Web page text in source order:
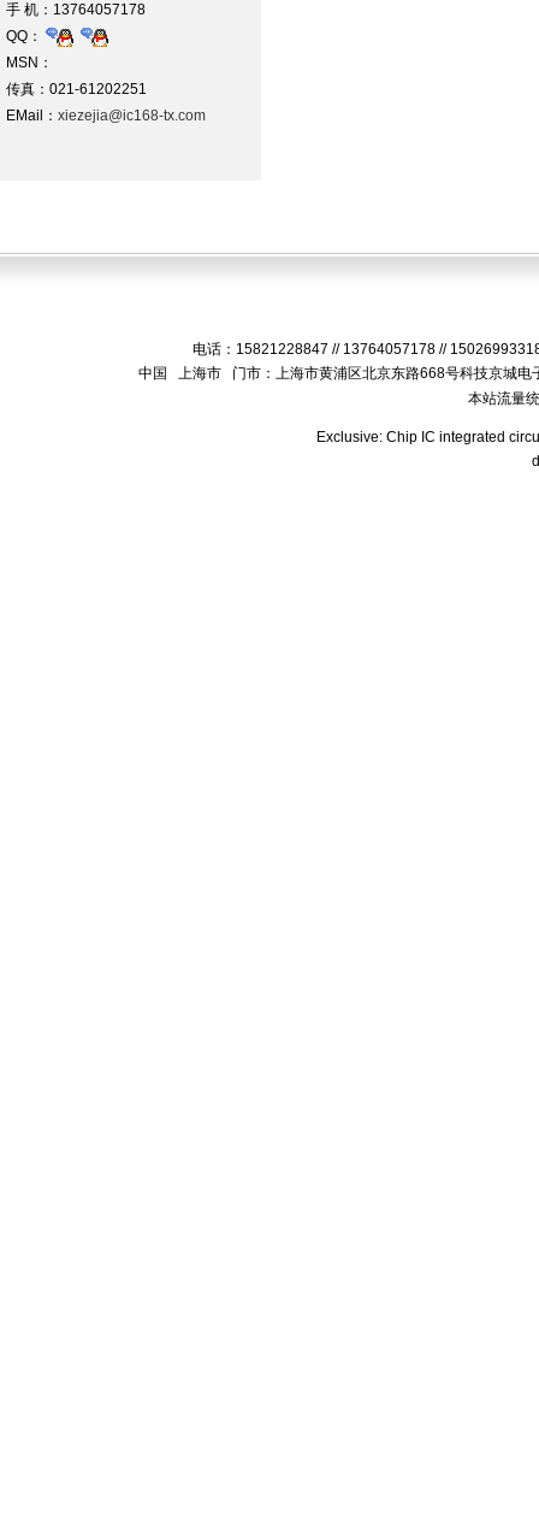
手 机：13764057178
QQ：
MSN：
传真：021-61202251
EMail： xiezejia@ic168-tx.com
电话：15821228847 // 13764057178 //
中国 上海市 门市：上海市黄浦区北京东路668号科技京城
本站流量
Exclusive: Chip IC integrated